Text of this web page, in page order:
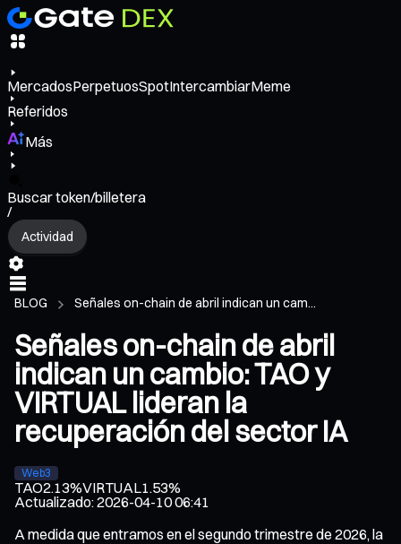
MercadosPerpetuosSpotIntercambiarMeme
Referidos
Más
Buscar token/billetera
/
Actividad
BLOG Señales on-chain de abril indican un cam...
Señales on-chain de abril
indican un cambio: TAO y
VIRTUAL lideran la
recuperación del sector IA
Web3
TAO2.13%VIRTUAL1.53%
Actualizado:2026-04-10 06:41
A medida que entramos en el segundo trimestre de 2026, la